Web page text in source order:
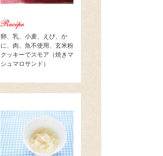
卵、乳、小麦、えび、か
に、肉、魚不使用、玄米粉
クッキーでスモア（焼きマ
シュマロサンド）